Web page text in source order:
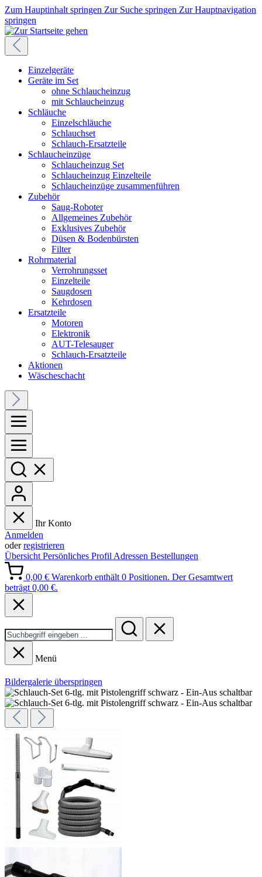
Zum Hauptinhalt springen Zur Suche springen Zur Hauptnavigation
springen
Einzelgeräte
Geräte im Set
ohne Schlaucheinzug
mit Schlaucheinzug
Schläuche
Einzelschläuche
Schlauchset
Schlauch-Ersatzteile
Schlaucheinzüge
Schlaucheinzug Set
Schlaucheinzug Einzelteile
Schlaucheinzüge zusammenführen
Zubehör
Saug-Roboter
Allgemeines Zubehör
Exklusives Zubehör
Düsen & Bodenbürsten
Filter
Rohrmaterial
Verrohrungsset
Einzelteile
Saugdosen
Kehrdosen
Ersatzteile
Motoren
Elektronik
AUT-Telesauger
Schlauch-Ersatzteile
Aktionen
Wäscheschacht
Ihr Konto
Anmelden
oderregistrieren
Übersicht Persönliches Profil Adressen Bestellungen
0,00 € Warenkorb enthält 0 Positionen. Der Gesamtwert
beträgt 0,00 €.
Menü
Bildergalerie überspringen